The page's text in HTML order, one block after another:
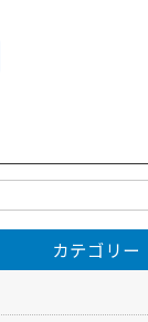
カテゴリー